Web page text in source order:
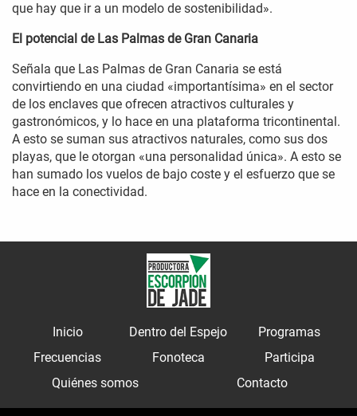
que hay que ir a un modelo de sostenibilidad».
El potencial de Las Palmas de Gran Canaria
Señala que Las Palmas de Gran Canaria se está
convirtiendo en una ciudad «importantísima» en el sector
de los enclaves que ofrecen atractivos culturales y
gastronómicos, y lo hace en una plataforma tricontinental.
A esto se suman sus atractivos naturales, como sus dos
playas, que le otorgan «una personalidad única». A esto se
han sumado los vuelos de bajo coste y el esfuerzo que se
hace en la conectividad.
Inicio Dentro del Espejo
Programas
Frecuencias
Fonoteca
Participa
Quiénes somos
Contacto